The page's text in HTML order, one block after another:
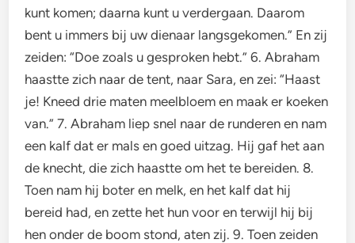
kunt komen; daarna kunt u verdergaan. Daarom
bent u immers bij uw dienaar langsgekomen.” En zij
zeiden: “Doe zoals u gesproken hebt.” 6. Abraham
haastte zich naar de tent, naar Sara, en zei: “Haast
je! Kneed drie maten meelbloem en maak er koeken
van.” 7. Abraham liep snel naar de runderen en nam
een kalf dat er mals en goed uitzag. Hij gaf het aan
de knecht, die zich haastte om het te bereiden. 8.
Toen nam hij boter en melk, en het kalf dat hij
bereid had, en zette het hun voor en terwijl hij bij
hen onder de boom stond, aten zij. 9. Toen zeiden